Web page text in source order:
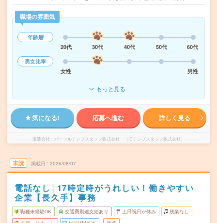
職場の雰囲気
年齢層
20代
30代 40代 50代
60代
男女比率
女性
男性
もっと見る
気になる! 応募へ進む 詳しく見る
派遣会社 パーソルテンプスタッフ株式会社 （旧テンプスタッフ株式会社）
未読 掲載日 2026/08/07
電話なし│17時定時がうれしい！働きやすい
企業【長久手】事務
職種未経験OK 交通費別途支給あり 土日祝日が休み 残業なし